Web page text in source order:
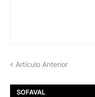
Artículo Anterior
SOFAVAL